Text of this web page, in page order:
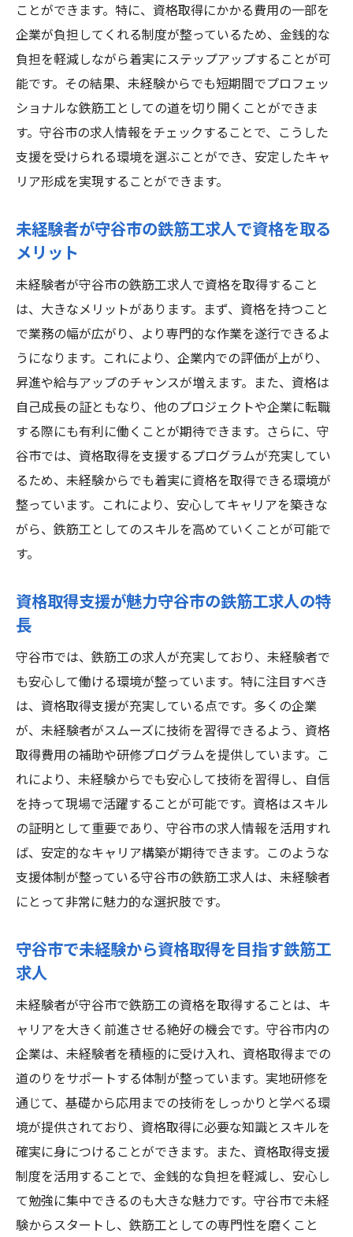
ことができます。特に、資格取得にかかる費用の一部を
企業が負担してくれる制度が整っているため、金銭的な
負担を軽減しながら着実にステップアップすることが可
能です。その結果、未経験からでも短期間でプロフェッ
ショナルな鉄筋工としての道を切り開くことができま
す。守谷市の求人情報をチェックすることで、こうした
支援を受けられる環境を選ぶことができ、安定したキャ
リア形成を実現することができます。
未経験者が守谷市の鉄筋工求人で資格を取る
メリット
未経験者が守谷市の鉄筋工求人で資格を取得すること
は、大きなメリットがあります。まず、資格を持つこと
で業務の幅が広がり、より専門的な作業を遂行できるよ
うになります。これにより、企業内での評価が上がり、
昇進や給与アップのチャンスが増えます。また、資格は
自己成長の証ともなり、他のプロジェクトや企業に転職
する際にも有利に働くことが期待できます。さらに、守
谷市では、資格取得を支援するプログラムが充実してい
るため、未経験からでも着実に資格を取得できる環境が
整っています。これにより、安心してキャリアを築きな
がら、鉄筋工としてのスキルを高めていくことが可能で
す。
資格取得支援が魅力守谷市の鉄筋工求人の特
長
守谷市では、鉄筋工の求人が充実しており、未経験者で
も安心して働ける環境が整っています。特に注目すべき
は、資格取得支援が充実している点です。多くの企業
が、未経験者がスムーズに技術を習得できるよう、資格
取得費用の補助や研修プログラムを提供しています。こ
れにより、未経験からでも安心して技術を習得し、自信
を持って現場で活躍することが可能です。資格はスキル
の証明として重要であり、守谷市の求人情報を活用すれ
ば、安定的なキャリア構築が期待できます。このような
支援体制が整っている守谷市の鉄筋工求人は、未経験者
にとって非常に魅力的な選択肢です。
守谷市で未経験から資格取得を目指す鉄筋工
求人
未経験者が守谷市で鉄筋工の資格を取得することは、キ
ャリアを大きく前進させる絶好の機会です。守谷市内の
企業は、未経験者を積極的に受け入れ、資格取得までの
道のりをサポートする体制が整っています。実地研修を
通じて、基礎から応用までの技術をしっかりと学べる環
境が提供されており、資格取得に必要な知識とスキルを
確実に身につけることができます。また、資格取得支援
制度を活用することで、金銭的な負担を軽減し、安心し
て勉強に集中できるのも大きな魅力です。守谷市で未経
験からスタートし、鉄筋工としての専門性を磨くこと